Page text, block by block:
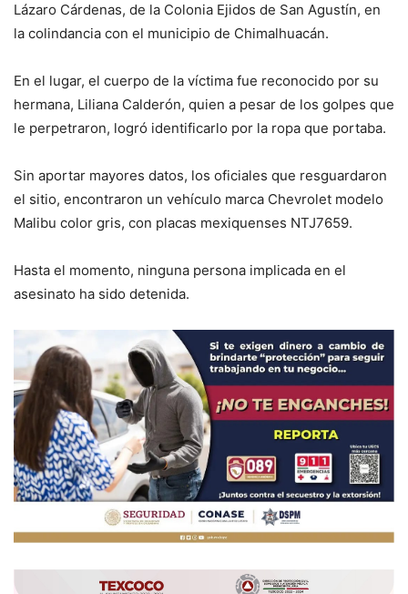
Lázaro Cárdenas, de la Colonia Ejidos de San Agustín, en
la colindancia con el municipio de Chimalhuacán.
En el lugar, el cuerpo de la víctima fue reconocido por su
hermana, Liliana Calderón, quien a pesar de los golpes que
le perpetraron, logró identificarlo por la ropa que portaba.
Sin aportar mayores datos, los oficiales que resguardaron
el sitio, encontraron un vehículo marca Chevrolet modelo
Malibu color gris, con placas mexiquenses NTJ7659.
Hasta el momento, ninguna persona implicada en el
asesinato ha sido detenida.